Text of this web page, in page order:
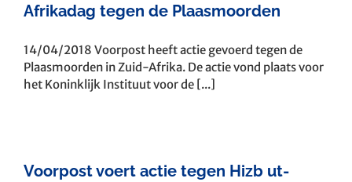
Afrikadag tegen de Plaasmoorden
14/04/2018 Voorpost heeft actie gevoerd tegen de
Plaasmoorden in Zuid-Afrika. De actie vond plaats voor
het Koninklijk Instituut voor de [...]
Voorpost voert actie tegen Hizb ut-